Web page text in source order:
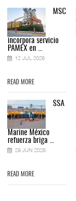
MSC
incorpora servicio
PAMEX en ...
12 JUL 2026
READ MORE
SSA
Marine México
refuerza briga ...
29 JUN 2026
READ MORE